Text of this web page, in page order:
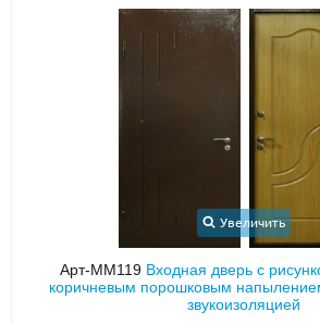
Увеличить
Арт-ММ119 Входная дверь с
коричневым порошковым
звукоизоляцией